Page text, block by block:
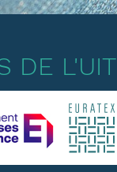
DE L'UIT